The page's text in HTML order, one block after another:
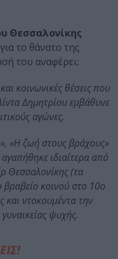
Θεσσαλονίκης
το θάνατο της
του αναφέρει:
κοινωνικές θέσεις που
Δημητρίου εμβάθυνε
αγώνες.
«Η ζωή στους βράχους»
ιδιαίτερα από
Θεσσαλονίκης (τα
κοινού στο 10ο
και ντοκουμέντα την
ψυχής.